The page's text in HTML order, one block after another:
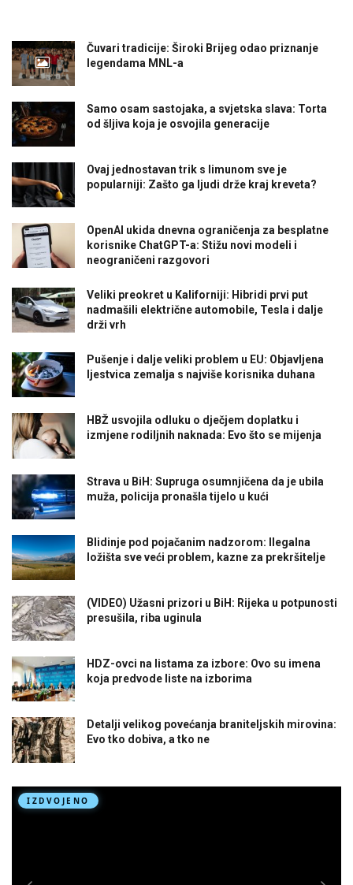
Čuvari tradicije: Široki Brijeg odao priznanje
legendama MNL-a
Samo osam sastojaka, a svjetska slava: Torta
od šljiva koja je osvojila generacije
Ovaj jednostavan trik s limunom sve je
popularniji: Zašto ga ljudi drže kraj kreveta?
OpenAI ukida dnevna ograničenja za besplatne
korisnike ChatGPT-a: Stižu novi modeli i
neograničeni razgovori
Veliki preokret u Kaliforniji: Hibridi prvi put
nadmašili električne automobile, Tesla i dalje
drži vrh
Pušenje i dalje veliki problem u EU: Objavljena
ljestvica zemalja s najviše korisnika duhana
HBŽ usvojila odluku o dječjem doplatku i
izmjene rodiljnih naknada: Evo što se mijenja
Strava u BiH: Supruga osumnjičena da je ubila
muža, policija pronašla tijelo u kući
Blidinje pod pojačanim nadzorom: Ilegalna
ložišta sve veći problem, kazne za prekršitelje
(VIDEO) Užasni prizori u BiH: Rijeka u potpunosti
presušila, riba uginula
HDZ-ovci na listama za izbore: Ovo su imena
koja predvode liste na izborima
Detalji velikog povećanja braniteljskih mirovina:
Evo tko dobiva, a tko ne